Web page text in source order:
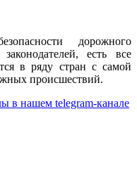
дорожного
есть все
в ряду стран с самой
происшествий.
в нашем telegram-канале